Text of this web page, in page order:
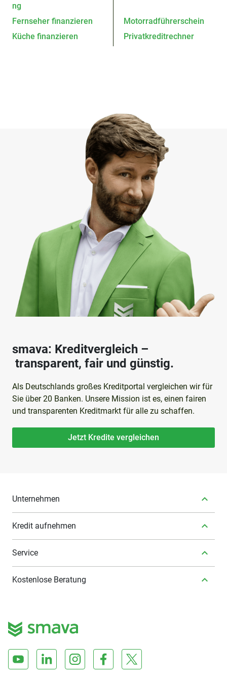
ng
Fernseher finanzieren
Motorradführerschein
Küche finanzieren
Privatkreditrechner
smava: Kreditvergleich –
transparent, fair und günstig.
Als Deutschlands großes Kreditportal vergleichen wir für
Sie über 20 Banken. Unsere Mission ist es, einen fairen
und transparenten Kreditmarkt für alle zu schaffen.
Jetzt Kredite vergleichen
Unternehmen
Kredit aufnehmen
Service
Kostenlose Beratung